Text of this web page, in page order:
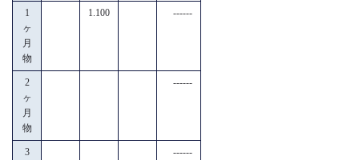
1
ヶ
月
物
1.100 ------
2
ヶ
月
物
------
3
------